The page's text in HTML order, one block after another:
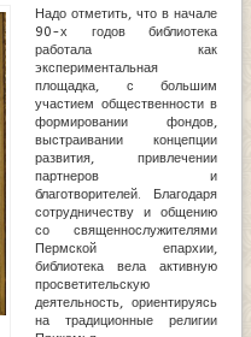
Надо отметить, что в начале
90-х годов библиотека
работала как
экспериментальная
площадка, с большим
участием общественности в
формировании фондов,
выстраивании концепции
развития, привлечении
партнеров и
благотворителей. Благодаря
сотрудничеству и общению
со священнослужителями
Пермской епархии,
библиотека вела активную
просветительскую
деятельность, ориентируясь
на традиционные религии